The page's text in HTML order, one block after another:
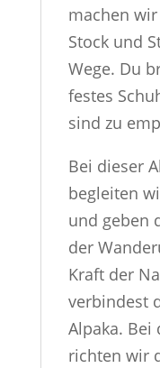
machen
Stock und
Wege. Du
festes
sind zu
Bei dieser
begleiten
und geben
der
Kraft der
verbindest
Alpaka. Bei
richten wir